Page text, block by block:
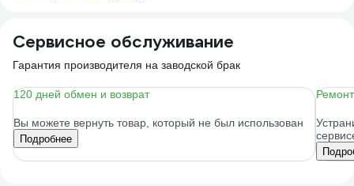
Сервисное обслуживание
Гарантия производителя на заводской брак
120 дней обмен и возврат
Вы можете вернуть товар, который не был использован
Подробнее